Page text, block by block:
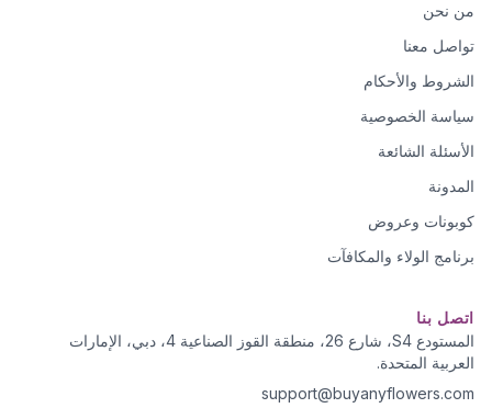
من نحن
تواصل معنا
الشروط والأحكام
سياسة الخصوصية
الأسئلة الشائعة
المدونة
كوبونات وعروض
برنامج الولاء والمكافآت
اتصل بنا
المستودع S4، شارع 26، منطقة القوز الصناعية 4، دبي، الإمارات
العربية المتحدة.
support@buyanyflowers.com